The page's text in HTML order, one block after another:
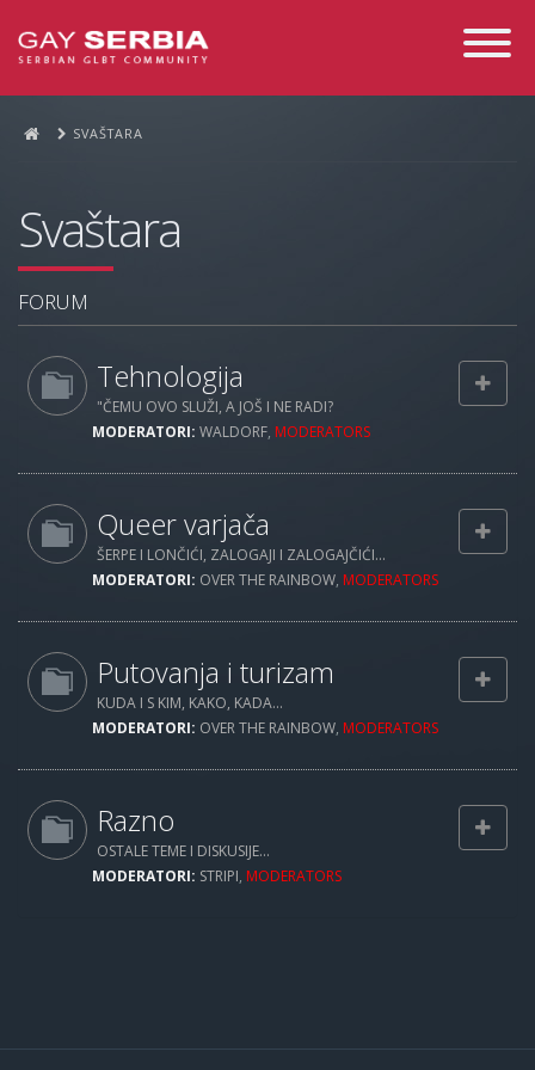
Toggle
SVAŠTARA
Svaštara
FORUM
Tehnologija
"ČEMU OVO SLUŽI, A JOŠ I NE RADI?
MODERATORI: WALDORF, MODERATORS
Queer varjača
ŠERPE I LONČIĆI, ZALOGAJI I ZALOGAJČIĆI...
MODERATORI: OVER THE RAINBOW, MODERATORS
Putovanja i turizam
KUDA I S KIM, KAKO, KADA...
MODERATORI: OVER THE RAINBOW, MODERATORS
Razno
OSTALE TEME I DISKUSIJE...
MODERATORI: STRIPI, MODERATORS